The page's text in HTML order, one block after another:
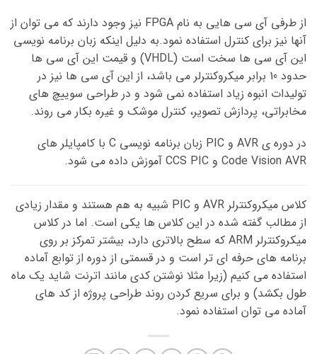
از طرفی آی سی هایی به نام FPGA نیز وجود دارند که می توان از
آنها نیز برای کنترل استفاده نمود.به دلیل اینکه زبان برنامه نویسی
این آی سی ها سخت است (VHDL) و قیمت این آی سی ها
حدود 10 برابر میکروکنترلر می باشد، از این آی سی ها نیز در
تولیدات انبوه زیاد استفاده نمی شود و در طراحی سوییچ های
مخابراتی، پردازش تصویر، کنترل موشک و غیره بکار می روند.
در دوره ی AVR و PIC زبان برنامه نویسی C با کامپایلر های
Code Vision AVR و CCS PIC آموزش داده می شود.
کلاس میکروکنترلر AVR و PIC شبیه به هم هستند و مقدار زیادی
از مطالب گفته شده در این کلاس ها یکی است. اما در کلاس
میکروکنترلر ARM که سطح بالاتری دارد، بیشتر تمرکز بر روی
برنامه های حرفه ای تر است و در قسمتی از دوره از توابع آماده
استفاده می کنیم (زیرا مثلا نوشتن کدی مانند اترنت شاید یک ماه
طول بکشد) و برای سریع کردن روند طراحی پروژه از کد های
آماده می توان استفاده نمود.